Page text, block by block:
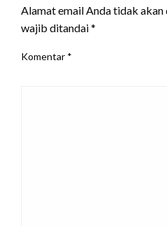
Alamat email Anda tidak
wajib ditandai*
Komentar *